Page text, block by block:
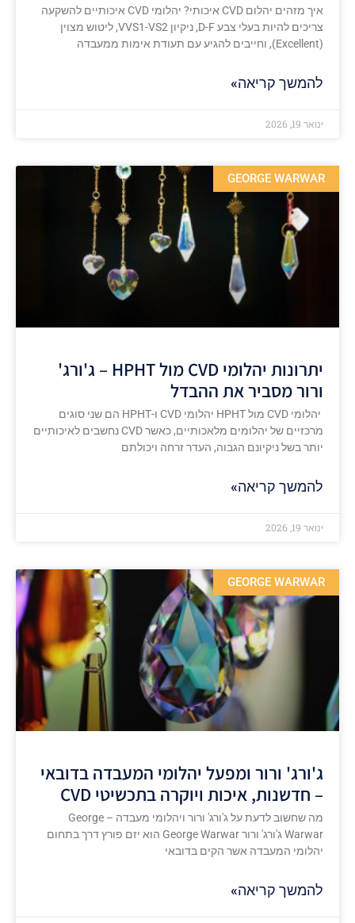
איך מזהים יהלום CVD איכותי? יהלומי CVD איכותיים להשקעה
צריכים להיות בעלי צבע D-F, ניקיון VVS1-VS2, ליטוש מצוין
(Excellent), וחייבים להגיע עם תעודת אימות ממעבדה
להמשך קריאה»
ינואר 19, 2026
GEORGE WARWAR
יתרונות יהלומי CVD מול HPHT – ג'ורג'
ורור מסביר את ההבדל
יהלומי CVD מול HPHT יהלומי CVD ו-HPHT הם שני סוגים
מרכזיים של יהלומים מלאכותיים, כאשר CVD נחשבים לאיכותיים
יותר בשל ניקיונם הגבוה, העדר זרחה ויכולתם
להמשך קריאה»
ינואר 19, 2026
GEORGE WARWAR
ג'ורג' ורור ומפעל יהלומי המעבדה בדובאי
– חדשנות, איכות ויוקרה בתכשיטי CVD
מה שחשוב לדעת על ג'ורג' ורור ויהלומי מעבדה – George
Warwar ג'ורג' ורור George Warwar הוא יזם פורץ דרך בתחום
יהלומי המעבדה אשר הקים בדובאי
להמשך קריאה»